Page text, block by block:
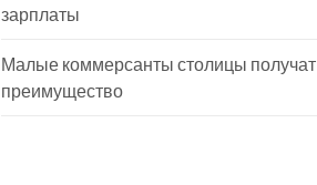
зарплаты
Малые коммерсанты столицы получат
преимущество